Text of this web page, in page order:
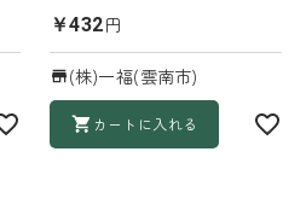
￥432円
(株)一福(雲南市)
カートに入れる